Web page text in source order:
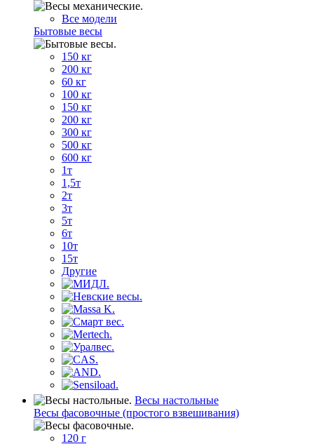
Все модели
Бытовые весы
150 кг
200 кг
60 кг
100 кг
150 кг
200 кг
300 кг
500 кг
600 кг
1т
1,5т
2т
3т
5т
6т
10т
15т
Другие
Весы настольные
Весы фасовочные (простого взвешивания)
120 г